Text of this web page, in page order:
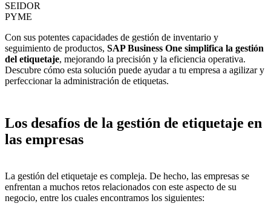
SEIDOR
PYME
Con sus potentes capacidades de gestión de inventario y
seguimiento de productos, SAP Business One simplifica la gestión
del etiquetaje, mejorando la precisión y la eficiencia operativa.
Descubre cómo esta solución puede ayudar a tu empresa a agilizar y
perfeccionar la administración de etiquetas.
Los desafíos de la gestión de etiquetaje en
las empresas
La gestión del etiquetaje es compleja. De hecho, las empresas se
enfrentan a muchos retos relacionados con este aspecto de su
negocio, entre los cuales encontramos los siguientes: